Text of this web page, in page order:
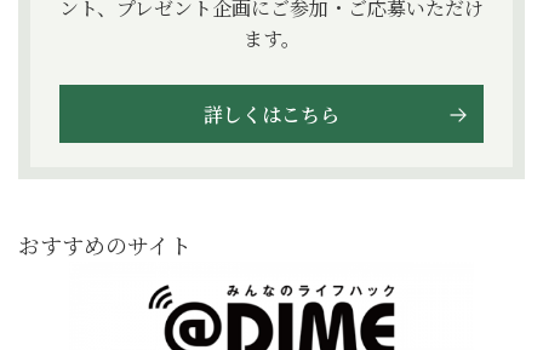
ント、プレゼント企画にご参加・ご応募いただけ
ます。
詳しくはこちら
おすすめのサイト